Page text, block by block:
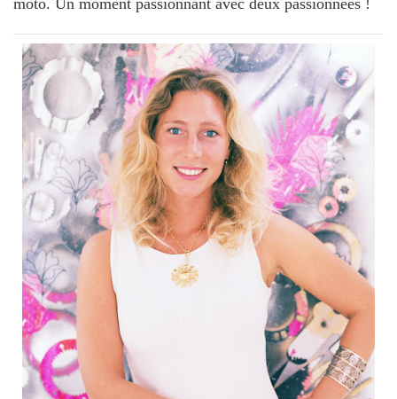
moto. Un moment passionnant avec deux passionnées !